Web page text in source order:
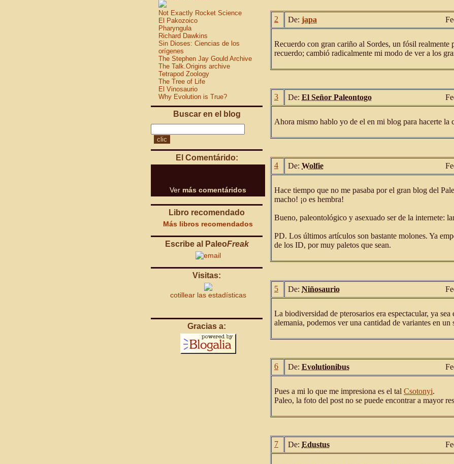
Not Exactly Rocket Science
El Pakozoico
Pharyngula
Richard Dawkins
Sin Dioses: Ciencias de los
orígenes
The Stephen Jay Gould Archive
The Talk.Origins archive
Tetrapod Zoology
The Tree of Life
El Vinosaurio
Why Evolution is True?
Buscar en el blog
El Comentárido:
Ver más comentáridos
Libro recomendado
Más libros recomendados
Escribe al PaleoFreak
Visitas:
cotillear las estadísticas
Gracias a:
2 De: japa
Recuerdo con gran cariño al Sordes, un fósil realmente
recuerdo; cambió radicalmente mi modo de ver a los
3 De: El Señor Paleontogo
Ahora mismo hablo yo de el en mi blog para hacerte la
4 De: Wolfie
Hace tiempo que no me pasaba por el gran blog del
macho! ¡o es hembra!
Bueno, paleontológico y asexuado ser de la internete:
PD. Los últimos artículos son bastante molones. Ya
de los ID, por muy paletos que sean.
5 De: Niñosaurio
La biodiversidad de pterosarios era espectacular, ya
alemania, podemos ver una cantidad de variantes en un
6 De: Evolutionibus
Pues a mi lo que me impresiona es el tal Csotonyi.
Paleo, la foto del post no se puede encontrar a mayor
7 De: Edustus